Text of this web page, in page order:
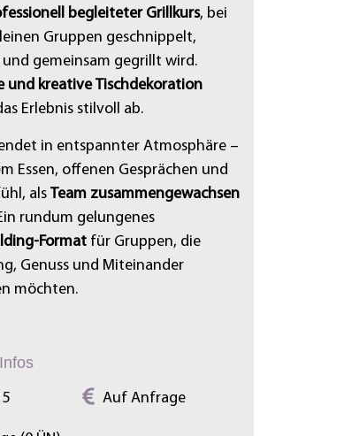
begleiteter Grillkurs, bei
Gruppen geschnippelt,
gemeinsam gegrillt wird.
und kreative Tischdekoration
Erlebnis stilvoll ab.
in entspannter Atmosphäre –
Essen, offenen Gesprächen und
alsTeam zusammengewachsen
rundum gelungenes
Format für Gruppen, die
Genuss und Miteinander
möchten.
Auf Anfrage